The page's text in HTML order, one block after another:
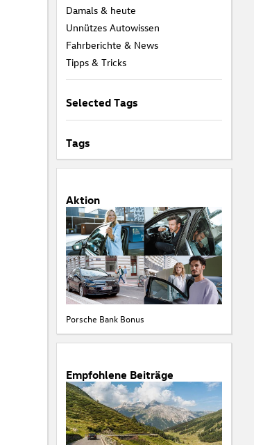
Damals & heute
Unnützes Autowissen
Fahrberichte & News
Tipps & Tricks
Selected Tags
Tags
Aktion
Porsche Bank Bonus
Empfohlene Beiträge